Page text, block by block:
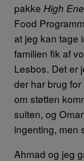
pakke High
Food
at jeg kan tage
familien fik af
Lesbos. Det er
der har brug
om støtten
sulten, og
ingenting, men
Ahmad og jeg